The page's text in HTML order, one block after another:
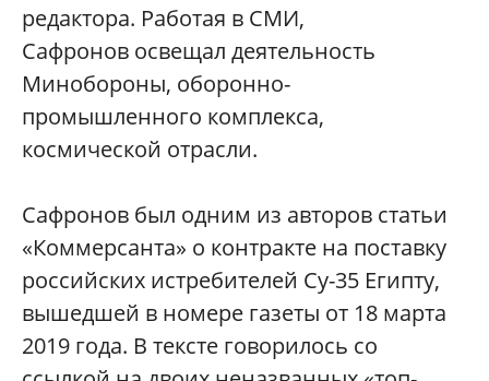
редактора. Работая в СМИ,
Сафронов освещал деятельность
Минобороны, оборонно-
промышленного комплекса,
космической отрасли.
Сафронов был одним из авторов статьи
«Коммерсанта» о контракте на поставку
российских истребителей Су-35 Египту,
вышедшей в номере газеты от 18 марта
2019 года. В тексте говорилось со